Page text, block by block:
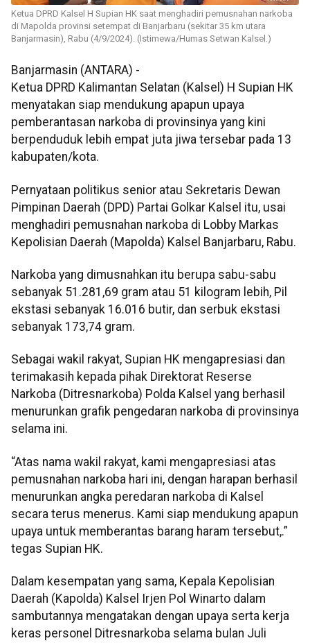
Ketua DPRD Kalsel H Supian HK saat menghadiri pemusnahan narkoba
di Mapolda provinsi setempat di Banjarbaru (sekitar 35 km utara
Banjarmasin), Rabu (4/9/2024). (Istimewa/Humas Setwan Kalsel.)
Banjarmasin (ANTARA) -
Ketua DPRD Kalimantan Selatan (Kalsel) H Supian HK
menyatakan siap mendukung apapun upaya
pemberantasan narkoba di provinsinya yang kini
berpenduduk lebih empat juta jiwa tersebar pada 13
kabupaten/kota.
Pernyataan politikus senior atau Sekretaris Dewan
Pimpinan Daerah (DPD) Partai Golkar Kalsel itu, usai
menghadiri pemusnahan narkoba di Lobby Markas
Kepolisian Daerah (Mapolda) Kalsel Banjarbaru, Rabu.
Narkoba yang dimusnahkan itu berupa sabu-sabu
sebanyak 51.281,69 gram atau 51 kilogram lebih, Pil
ekstasi sebanyak 16.016 butir, dan serbuk ekstasi
sebanyak 173,74 gram.
Sebagai wakil rakyat, Supian HK mengapresiasi dan
terimakasih kepada pihak Direktorat Reserse
Narkoba (Ditresnarkoba) Polda Kalsel yang berhasil
menurunkan grafik pengedaran narkoba di provinsinya
selama ini.
“Atas nama wakil rakyat, kami mengapresiasi atas
pemusnahan narkoba hari ini, dengan harapan berhasil
menurunkan angka peredaran narkoba di Kalsel
secara terus menerus. Kami siap mendukung apapun
upaya untuk memberantas barang haram tersebut,.”
tegas Supian HK.
Dalam kesempatan yang sama, Kepala Kepolisian
Daerah (Kapolda) Kalsel Irjen Pol Winarto dalam
sambutannya mengatakan dengan upaya serta kerja
keras personel Ditresnarkoba selama bulan Juli